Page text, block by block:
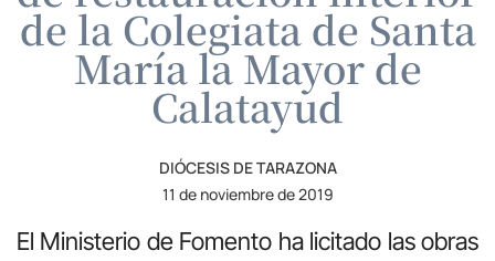
de la Colegiata de Santa
María la Mayor de
Calatayud
DIÓCESIS DE TARAZONA
11 de noviembre de 2019
El Ministerio de Fomento ha licitado las obras